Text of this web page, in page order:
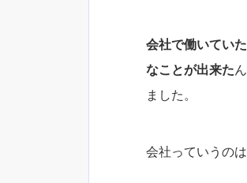
会社で働いてい
なことが出来た
ました。
会社っていうの